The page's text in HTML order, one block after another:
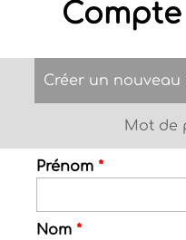
Onglets
Créer un nouveau
Mot de
Prénom *
Nom *